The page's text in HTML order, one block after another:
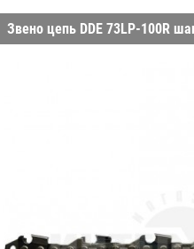
Звено цепь DDE 73LP-100R